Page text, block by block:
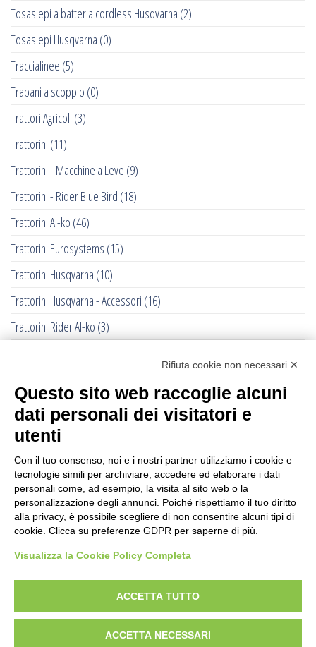
Tosasiepi a batteria cordless Husqvarna (2)
Tosasiepi Husqvarna (0)
Traccialinee (5)
Trapani a scoppio (0)
Trattori Agricoli (3)
Trattorini (11)
Trattorini - Macchine a Leve (9)
Trattorini - Rider Blue Bird (18)
Trattorini Al-ko (46)
Trattorini Eurosystems (15)
Trattorini Husqvarna (10)
Trattorini Husqvarna - Accessori (16)
Trattorini Rider Al-ko (3)
Trattorini Rider Husqvarna - Piatti di taglio
(6)
Trinciasarmenti
Trinciatutto Trattorino(7)
Troncarami manuali (3)
Troncatrici a catena diamanta (0)
Troncatrici Manuali Elettriche(2)
Turbine da neve(0)
Verricelli a scoppio(12)
Rifiuta cookie non necessari ✕
Questo sito web raccoglie alcuni
dati personali dei visitatori e
utenti
Con il tuo consenso, noi e i nostri partner utilizziamo i cookie e
tecnologie simili per archiviare, accedere ed elaborare i dati
personali come, ad esempio, la visita al sito web o la
personalizzazione degli annunci. Poiché rispettiamo il tuo diritto
alla privacy, è possibile scegliere di non consentire alcuni tipi di
cookie. Clicca su preferenze GDPR per saperne di più.
Visualizza la Cookie Policy Completa
ACCETTA TUTTO
ACCETTA NECESSARI